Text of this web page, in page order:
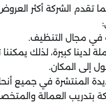
تقدم الشركة أكثر
في مجال التنظيف.
لدينا كبيرة، لذلك
إلى المكان.
المنتشرة في جميع
بتدريب العمالة